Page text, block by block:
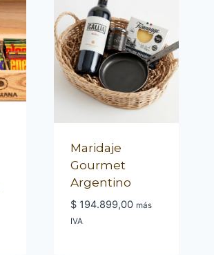
Maridaje
Gourmet
Argentino
$ 194.899,00 más
IVA